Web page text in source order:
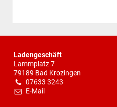
Ladengeschäft
Lammplatz 7
79189 Bad Krozingen
07633 3243
E-Mail